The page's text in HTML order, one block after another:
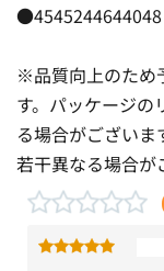
●4545244644048
※品質向上のため
す。パッケージの
る場合がございま
若干異なる場合が